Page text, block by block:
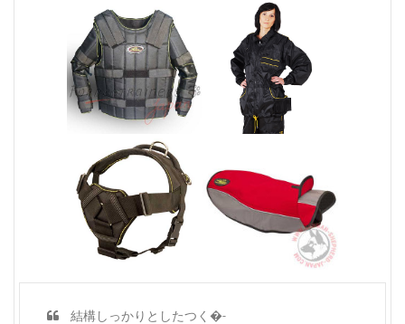
結構しっかりとしたつく�-